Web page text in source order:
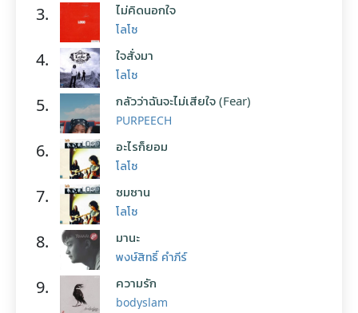
3. ไม่คิดนอกใจ
โลโซ
4. ใจสั่งมา
โลโซ
5. กลัวว่าฉันจะไม่เสียใจ (Fear)
PURPEECH
6. อะไรก็ยอม
โลโซ
7. ซมซาน
โลโซ
8. มานะ
พงษ์สิทธิ์ คำภีร์
9. ความรัก
bodyslam